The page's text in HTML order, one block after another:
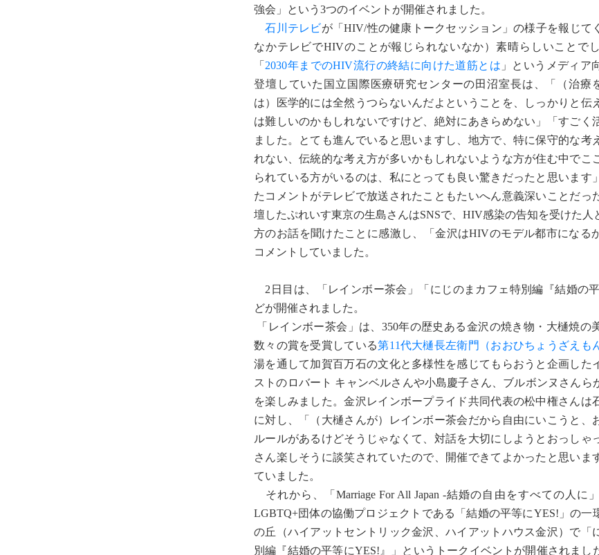
強会」という3つのイベントが開催されました。
石川テレビが「HIV/性の健康トークセッション」の様子を報じて
なかテレビでHIVのことが報じられないなか）素晴らしいことで
「 2030年までのHIV流行の終結に向けた道筋とは 」というメディア
登壇していた国立国際医療研究センターの田沼室長は、「（治療
は）医学的には全然うつらないんだよということを、しっかりと伝
は難しいのかもしれないですけど、絶対にあきらめない」「すごく
ました。とても進んでいると思いますし、地方で、特に保守的な考
れない、伝統的な考え方が多いかもしれないような方が住む中でこ
られている方がいるのは、私にとっても良い驚きだったと思います
たコメントがテレビで放送されたこともたいへん意義深いことだっ
壇したぷれいす東京の生島さんはSNSで、HIV感染の告知を受けた人
方のお話を聞けたことに感激し、「金沢はHIVのモデル都市になる
コメントしていました。
2日目は、「レインボー茶会」「にじのまカフェ特別編『結婚の
どが開催されました。
「レインボー茶会」は、350年の歴史ある金沢の焼き物・大樋焼の
数々の賞を受賞している第11代大樋長左衛門（おおひちょうざえも
湯を通して加賀百万石の文化と多様性を感じてもらおうと企画した
ストのロバート キャンベルさんや小島慶子さん、ブルボンヌさんら
を楽しみました。金沢レインボープライド共同代表の松中権さんは
に対し、「（大樋さんが）レインボー茶会だから自由にいこうと、
ルールがあるけどそうじゃなくて、対話を大切にしようとおっしゃ
さん楽しそうに談笑されていたので、開催できてよかったと思いま
ていました。
それから、「Marriage For All Japan -結婚の自由をすべての人に
LGBTQ+団体の協働プロジェクトである「結婚の平等にYES!」の一
の丘（ハイアットセントリック金沢、ハイアットハウス金沢）で「
別編『結婚の平等にYES!』」というトークイベントが開催されまし